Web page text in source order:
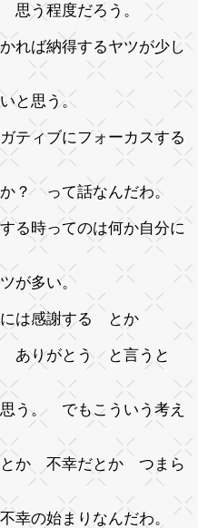
思う程度だろう。
れば納得するヤツが少し
いと思う。
ティブにフォーカスする
か？ って話なんだわ。
時ってのは何か自分に
が多い。
には感謝する とか
ありがとう と言うと
う。 でもこういう考え
か 不幸だとか つまら
幸の始まりなんだわ。